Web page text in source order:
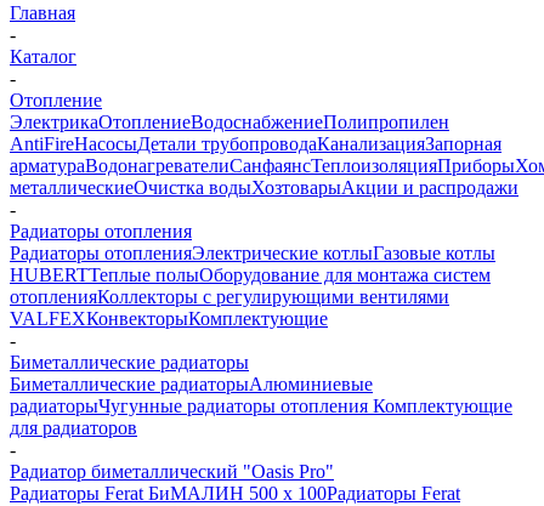
Главная
-
Каталог
-
Отопление
ЭлектрикаОтоплениеВодоснабжениеПолипропилен
AntiFireНасосыДетали трубопроводаКанализацияЗапорная
арматураВодонагревателиСанфаянсТеплоизоляцияПриборы
металлическиеОчистка водыХозтоварыАкции и распродажи
-
Радиаторы отопления
Радиаторы отопленияЭлектрические котлыГазовые котлы
HUBERTТеплые полыОборудование для монтажа систем
отопленияКоллекторы с регулирующими вентилями
VALFEXКонвекторыКомплектующие
-
Биметаллические радиаторы
Биметаллические радиаторыАлюминиевые
радиаторыЧугунные радиаторы отопления Комплектующие
для радиаторов
-
Радиатор биметаллический "Oasis Pro"
Радиаторы Ferat БиМАЛИН 500 х 100Радиаторы Ferat